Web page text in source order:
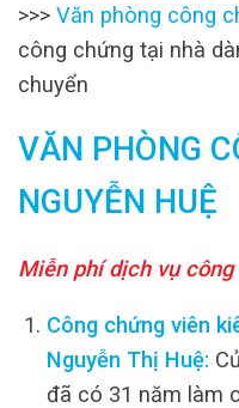
>>> Văn phòng công
công chứng tại nhà
chuyển
VĂN PHÒNG
NGUYỄN HUỆ
Miễn phí dịch vụ
Công chứng viên
Nguyễn Thị Huệ:
đã có 31 năm làm